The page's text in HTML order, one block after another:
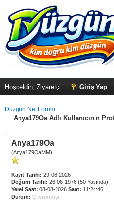
Hoşgeldin, Ziyaretçi: Giriş Yap
Duzgun.Net Forum
Anya179Oa Adlı Kullanıcının
Anya179Oa
(Anya179OaMM)
Kayıt Tarihi: 29-06-2026
Doğum Tarihi: 26-06-1976 (50 Yaşında)
Yerel Saat: 08-08-2026 Saat: 11:24:46
Durum: Çevrimdışı